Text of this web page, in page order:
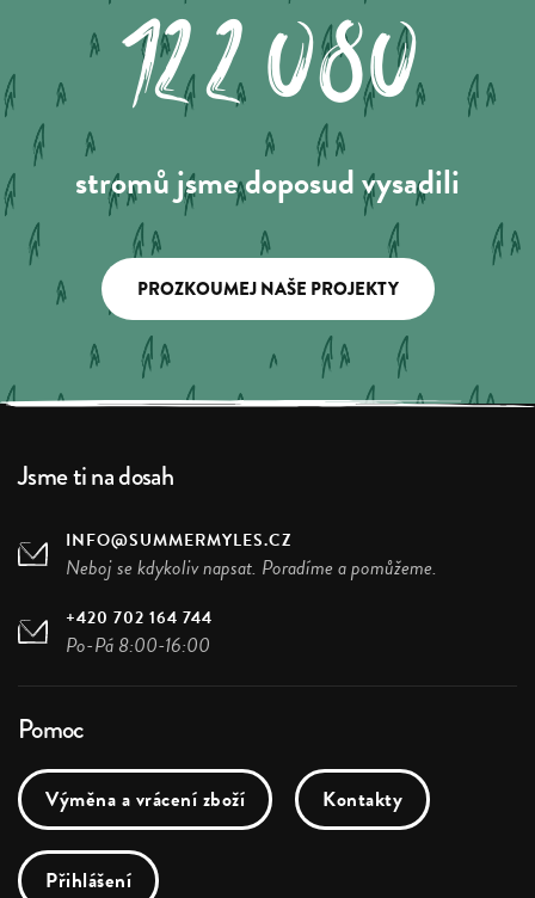
122.080
stromů jsme doposud vysadili
PROZKOUMEJ NAŠE PROJEKTY
Jsme ti na dosah
INFO@SUMMERMYLES.CZ
Neboj se kdykoliv napsat. Poradíme a pomůžeme.
+420 702 164 744
Po-Pá 8:00-16:00
Pomoc
Výměna a vrácení zboží Kontakty
Přihlášení